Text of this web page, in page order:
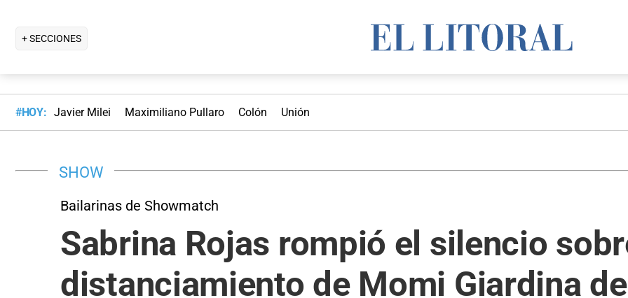
+ SECCIONES
#HOY: Javier Milei Maximiliano Pullaro Colón Unión
SHOW
Bailarinas de Showmatch
Sabrina Rojas rompió el silencio
distanciamiento de Momi Giardina